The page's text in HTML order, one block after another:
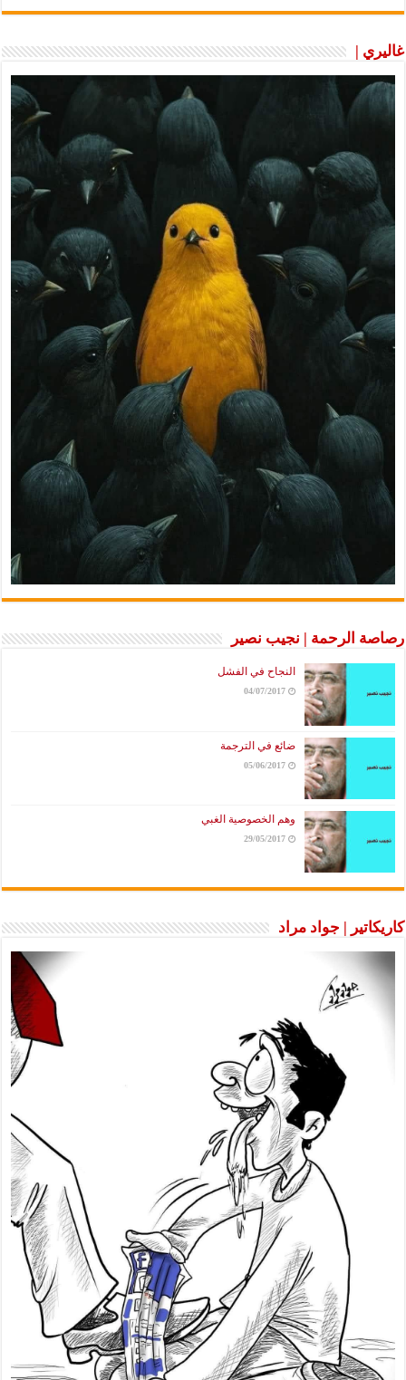
غاليري |
رصاصة الرحمة | نجيب نصير
النجاح في الفشل
04/07/2017
ضائع في الترجمة
05/06/2017
وهم الخصوصية الغبي
29/05/2017
كاريكاتير | جواد مراد